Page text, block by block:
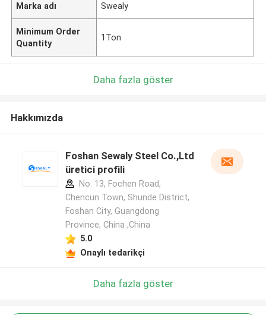
Marka adı Swealy
Minimum Order
Quantity
1Ton
Daha fazla göster
Hakkımızda
Foshan Sewaly Steel Co.,Ltd
üretici profili
No. 13, Fochen Road,
Chencun Town, Shunde District,
Foshan City, Guangdong
Province, China ,China
5.0
Onaylı tedarikçi
Daha fazla göster